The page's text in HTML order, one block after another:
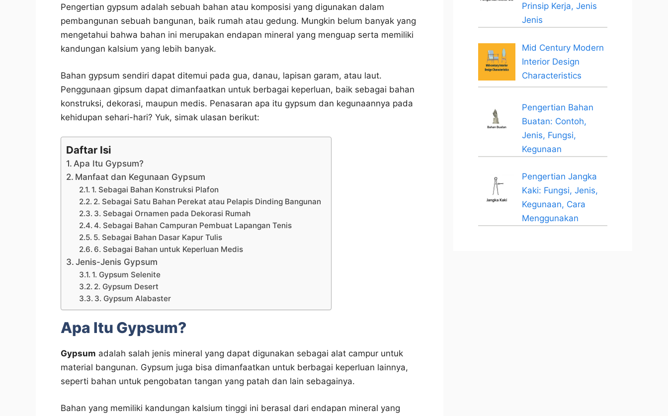
Pengertian gypsum adalah sebuah bahan atau komposisi yang digunakan dalam
pembangunan sebuah bangunan, baik rumah atau gedung. Mungkin belum banyak yang
mengetahui bahwa bahan ini merupakan endapan mineral yang menguap serta memiliki
kandungan kalsium yang lebih banyak.
Bahan gypsum sendiri dapat ditemui pada gua, danau, lapisan garam, atau laut.
Penggunaan gipsum dapat dimanfaatkan untuk berbagai keperluan, baik sebagai bahan
konstruksi, dekorasi, maupun medis. Penasaran apa itu gypsum dan kegunaannya pada
kehidupan sehari-hari? Yuk, simak ulasan berikut:
Daftar Isi
Apa Itu Gypsum?
Manfaat dan Kegunaan Gypsum
1. Sebagai Bahan Konstruksi Plafon
2. Sebagai Satu Bahan Perekat atau Pelapis Dinding Bangunan
3. Sebagai Ornamen pada Dekorasi Rumah
4. Sebagai Bahan Campuran Pembuat Lapangan Tenis
5. Sebagai Bahan Dasar Kapur Tulis
6. Sebagai Bahan untuk Keperluan Medis
Jenis-Jenis Gypsum
1. Gypsum Selenite
2. Gypsum Desert
3. Gypsum Alabaster
Apa Itu Gypsum?
Gypsum adalah salah jenis mineral yang dapat digunakan sebagai alat campur untuk
material bangunan. Gypsum juga bisa dimanfaatkan untuk berbagai keperluan lainnya,
seperti bahan untuk pengobatan tangan yang patah dan lain sebagainya.
Bahan yang memiliki kandungan kalsium tinggi ini berasal dari endapan mineral yang
Prinsip Kerja, Jenis
Jenis
Mid Century Modern
Interior Design
Characteristics
Pengertian Bahan
Buatan: Contoh,
Jenis, Fungsi,
Kegunaan
Pengertian Jangka
Kaki: Fungsi, Jenis,
Kegunaan, Cara
Menggunakan